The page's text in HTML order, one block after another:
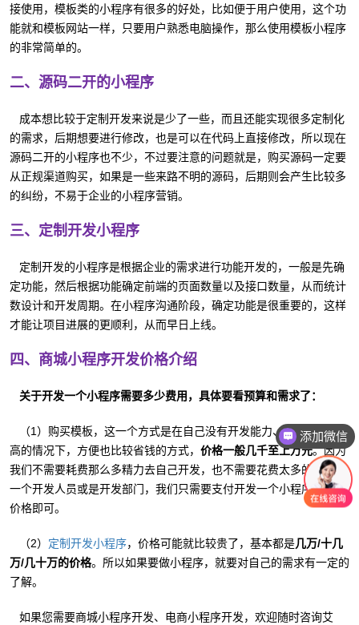
接使用，模板类的小程序有很多的好处，比如便于用户使用，这个功
能就和模板网站一样，只要用户熟悉电脑操作，那么使用模板小程序
的非常简单的。
二、源码二开的小程序
成本想比较于定制开发来说是少了一些，而且还能实现很多定制化
的需求，后期想要进行修改，也是可以在代码上直接修改，所以现在
源码二开的小程序也不少，不过要注意的问题就是，购买源码一定要
从正规渠道购买，如果是一些来路不明的源码，后期则会产生比较多
的纠纷，不易于企业的小程序营销。
三、定制开发小程序
定制开发的小程序是根据企业的需求进行功能开发的，一般是先确
定功能，然后根据功能确定前端的页面数量以及接口数量，从而统计
数设计和开发周期。在小程序沟通阶段，确定功能是很重要的，这样
才能让项目进展的更顺利，从而早日上线。
四、商城小程序开发价格介绍
关于开发一个小程序需要多少费用，具体要看预算和需求了：
（1）购买模板，这一个方式是在自己没有开发能力、并且预算不
高的情况下，方便也比较省钱的方式， 价格一般几千至上万元。因为
我们不需要耗费那么多精力去自己开发，也不需要花费太多的钱去养
一个开发人员或是开发部门，我们只需要支付开发一个小程序的市场
价格即可。
（2） 定制开发小程序，价格可能就比较贵了，基本都是几万/十几
万/几十万的价格。所以如果要做小程序，就要对自己的需求有一定的
了解。
如果您需要商城小程序开发、电商小程序开发，欢迎随时咨询艾
添加微信
咨询报价